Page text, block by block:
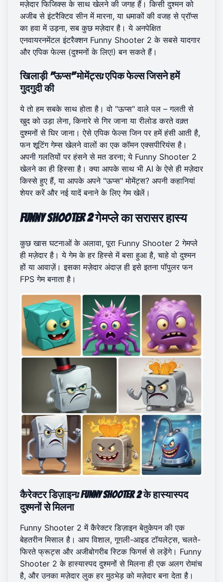
मज़ेदार फिजिक्स के साथ खेलने की जगह हैं। किसी दुश्मन को
अजीब से इंटरैक्टिव सीन में मारना, या धमाकों की वजह से प्रॉप्स
का हवा में उड़ना, सब कुछ मज़ेदार है। ये अनपेक्षित
एनवायरनमेंटल इंटरैक्शन Funny Shooter 2 के सबसे यादगार
और एपिक फेल्स (दुश्मनों के लिए!) बन सकते हैं।
खिलाड़ी "ऊप्स" मोमेंट्स: एपिक फेल्स जिसने हमें
गुदगुदी की
ये तो हम सबके साथ होता है। वो "ऊप्स" वाले पल – गलती से
खुद को उड़ा लेना, किनारे से गिर जाना या रीलोड करते वक़्त
दुश्मनों से घिर जाना। ऐसे एपिक फेल्स जिन पर हमें हंसी आती है,
फन शूटिंग गेम्स खेलने वालों का एक कॉमन एक्सपीरियंस है।
अपनी गलतियों पर हंसने से मत डरना; ये Funny Shooter 2
खेलने का ही हिस्सा है। क्या आपके साथ भी AI के ऐसे ही मज़ेदार
किस्से हुए हैं, या आपके अपने "ऊप्स" मोमेंट्स? अपनी कहानियां
शेयर करें और नई यादें बनाने के लिए गेम खेलें।
Funny Shooter 2 गेमप्ले का सरासर हास्य
कुछ खास घटनाओं के अलावा, पूरा Funny Shooter 2 गेमप्ले
ही मज़ेदार है। ये गेम के हर हिस्से में बसा हुआ है, चाहे वो दुश्मन
हों या आवाज़ें। इसका मज़ेदार अंदाज़ ही इसे इतना पॉपुलर फन
FPS गेम बनाता है।
कैरेक्टर डिज़ाइन: Funny Shooter 2 के हास्यास्पद
दुश्मनों से मिलना
Funny Shooter 2 में कैरेक्टर डिज़ाइन बेतुकेपन की एक
बेहतरीन मिसाल है। आप विशाल, गूगली-आइड टॉयलेट्स, चलते-
फिरते फ्रूट्स और अजीबोगरीब स्टिक फिगर्स से लड़ेंगे। Funny
Shooter 2 के हास्यास्पद दुश्मनों से मिलना ही एक अलग रोमांच
है, और उनका मज़ेदार लुक हर मुठभेड़ को मज़ेदार बना देता है।